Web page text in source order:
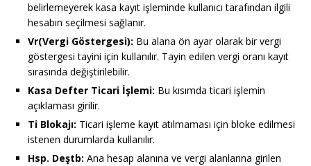
belirlemeyerek kasa kayıt işleminde kullanıcı tarafından ilgili
hesabın seçilmesi sağlanır.
Vr(Vergi Göstergesi): Bu alana ön ayar olarak bir vergi
göstergesi tayini için kullanılır. Tayin edilen vergi oranı kayıt
sırasında değiştirilebilir.
Kasa Defter Ticari İşlemi: Bu kısımda ticari işlemin
açıklaması girilir.
Ti Blokajı: Ticari işleme kayıt atılmaması için bloke edilmesi
istenen durumlarda kullanılır.
Hsp. Deştb: Ana hesap alanına ve vergi alanlarına girilen